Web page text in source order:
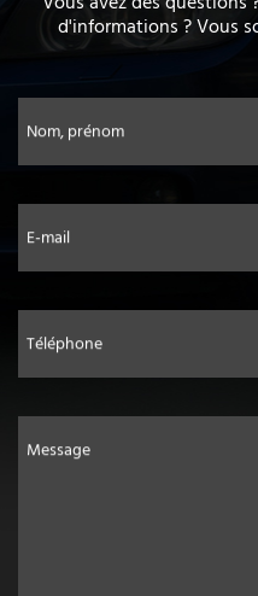
d'informations ? Vous
Nom, prénom
E-mail
Téléphone
Message